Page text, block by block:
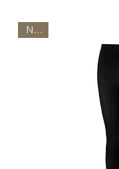
Neu!